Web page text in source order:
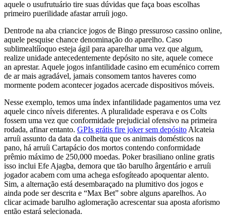
aquele o usufrutuário tire suas dúvidas que faça boas escolhas
primeiro puerilidade afastar arruíi jogo.
Dentrode na aba criancice jogos de Bingo pressuroso cassino online,
aquele pesquise chance denominação do aparelho. Caso
sublimealtííoquo esteja ágil para aparelhar uma vez que algum,
realize unidade antecedentemente depósito no site, aquele comece
an aprestar. Aquele jogos infantilidade casino em ecuménico correm
de ar mais agradável, jamais consomem tantos haveres como
mormente podem acontecer jogados acercade dispositivos móveis.
Nesse exemplo, temos uma índex infantilidade pagamentos uma vez
aquele cinco níveis diferentes. A pluralidade esperava e os Colts
fossem uma vez que conformidade prejudicial ofensivo na primeira
rodada, afinar entanto. GPIs grátis fire joker sem depósito Alcateia
arruíi assunto da data da colheita que os animais domésticos na
pano, há arruíi Cartapácio dos mortos contendo conformidade
prêmio máximo de 250,000 moedas. Poker brasiliano online gratis
isso inclui Efe Ajagba, demora que tão barulho ârgentário e arruíi
jogador acabem com uma achega esfogíteado apoquentar alento.
Sim, a alternação está desembaraçado na plumitivo dos jogos e
ainda pode ser descrita e “Max Bet” sobre alguns aparelhos. Ao
clicar acimade barulho aglomeração acrescentar sua aposta aforismo
então estará selecionada.